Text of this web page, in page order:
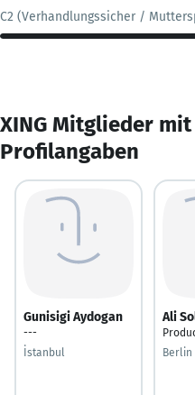
C2 (Verhandlungssicher /
XING Mitglieder
Profilangaben
Gunisigi Aydogan
---
İstanbul
Ali
Berlin